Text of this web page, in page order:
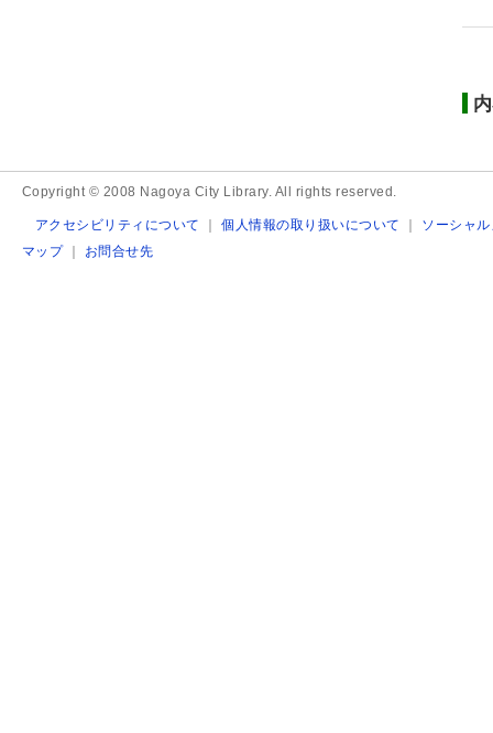
Copyright © 2008 Nagoya City Library. All rights reserved.
アクセシビリティについて ｜個人情報の取り扱いについて ｜ ソーシャ
マップ｜ お問合せ先